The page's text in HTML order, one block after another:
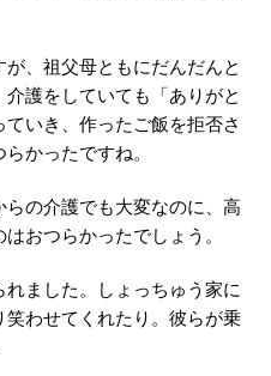
、祖父母ともにだんだんと
護をしていても「ありがと
いき、作ったご飯を拒否さ
かったですね。
の介護でも大変なのに、高
おつらかったでしょう。
ました。しょっちゅう家に
わせてくれたり。彼らが乗